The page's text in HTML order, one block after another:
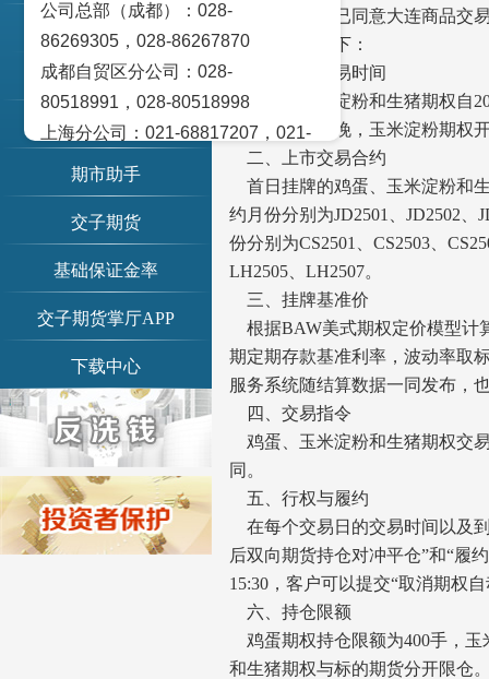
交易提示
期市日历
信息公示
期市助手
交子期货
基础保证金率
交子期货掌厅APP
下载中心
中国证监会已同意大连商品交易
关事项通知如下：
一、上市交易时间
鸡蛋、玉米淀粉和生猪期权自
日（周五）当晚，玉米淀粉期权
二、上市交易合约
首日挂牌的鸡蛋、玉米淀粉和
约月份分别为JD2501、JD2502、
份分别为CS2501、CS2503、
LH2505、LH2507。
三、挂牌基准价
根据BAW美式期权定价模型计
期定期存款基准利率，波动率取
服务系统随结算数据一同发布，
四、交易指令
鸡蛋、玉米淀粉和生猪期权交
同。
五、行权与履约
在每个交易日的交易时间以及到
后双向期货持仓对冲平仓”和“履
15:30，客户可以提交“取消期权
六、持仓限额
鸡蛋期权持仓限额为400手，玉
和生猪期权与标的期货分开限仓
公司总部（成都）：028-
86269305，028-86267870
成都自贸区分公司：028-
80518991，028-80518998
上海分公司：021-68817207，021-
68817209
北京营业部：010-65005128
广州营业部：020-28129909，020-
0532-83101962
天津营业部：022-58812601，022-
58812610
绵阳营业部：0816-2238660，0816-
2220588
济南分公司：0531-86123236，
0531-86123618
重庆营业部：023-63799091，023-
63799310
南宁营业部：0771-2561006
宁波营业部：0574-81891591